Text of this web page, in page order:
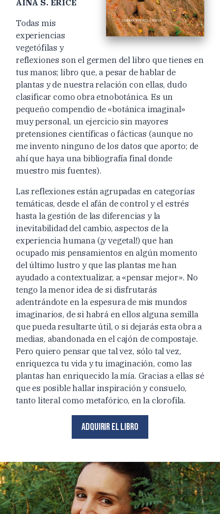
AINA S. ERICE
Todas mis
experiencias
vegetófilas y
reflexiones son el germen del libro que tienes en
tus manos; libro que, a pesar de hablar de
plantas y de nuestra relación con ellas, dudo
clasificar como obra etnobotánica. Es un
pequeño compendio de «botánica imaginal»
muy personal, un ejercicio sin mayores
pretensiones científicas o fácticas (aunque no
me invento ninguno de los datos que aporto; de
ahí que haya una bibliografía final donde
muestro mis fuentes).
Las reflexiones están agrupadas en categorías
temáticas, desde el afán de control y el estrés
hasta la gestión de las diferencias y la
inevitabilidad del cambio, aspectos de la
experiencia humana (¡y vegetal!) que han
ocupado mis pensamientos en algún momento
del último lustro y que las plantas me han
ayudado a contextualizar, a «pensar mejor». No
tengo la menor idea de si disfrutarás
adentrándote en la espesura de mis mundos
imaginarios, de si habrá en ellos alguna semilla
que pueda resultarte útil, o si dejarás esta obra a
medias, abandonada en el cajón de compostaje.
Pero quiero pensar que tal vez, sólo tal vez,
enriquezca tu vida y tu imaginación, como las
plantas han enriquecido la mía. Gracias a ellas sé
que es posible hallar inspiración y consuelo,
tanto literal como metafórico, en la clorofila.
Adquirir el libro